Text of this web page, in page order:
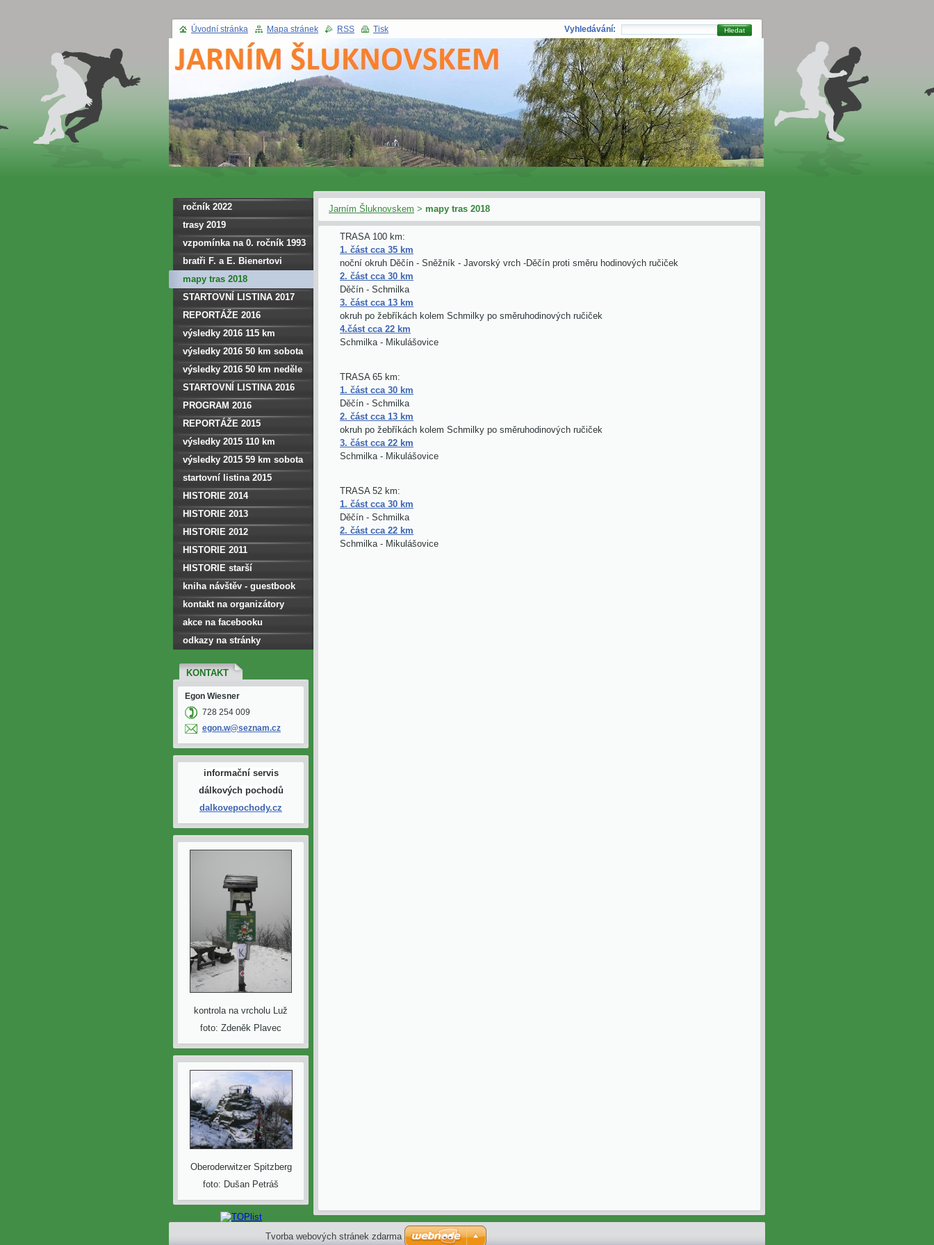
Jarním Šluknovskem > mapy tras 2018
TRASA 100 km:
1. část cca 35 km
noční okruh Děčín - Sněžník - Javorský vrch -Děčín proti směru hodinových ručiček
2. část cca 30 km
Děčín - Schmilka
3. část cca 13 km
okruh po žebříkách kolem Schmilky po směruhodinových ručiček
4.část cca 22 km
Schmilka - Mikulášovice
TRASA 65 km:
1. část cca 30 km
Děčín - Schmilka
2. část cca 13 km
okruh po žebříkách kolem Schmilky po směruhodinových ručiček
3. část cca 22 km
Schmilka - Mikulášovice
TRASA 52 km:
1. část cca 30 km
Děčín - Schmilka
2. část cca 22 km
Schmilka - Mikulášovice
ročník 2022
trasy 2019
vzpomínka na 0. ročník 1993
bratři F. a E. Bienertovi
mapy tras 2018
STARTOVNÍ LISTINA 2017
REPORTÁŽE 2016
výsledky 2016 115 km
výsledky 2016 50 km sobota
výsledky 2016 50 km neděle
STARTOVNÍ LISTINA 2016
PROGRAM 2016
REPORTÁŽE 2015
výsledky 2015 110 km
výsledky 2015 59 km sobota
startovní listina 2015
HISTORIE 2014
HISTORIE 2013
HISTORIE 2012
HISTORIE 2011
HISTORIE starší
kniha návštěv - guestbook
kontakt na organizátory
akce na facebooku
odkazy na stránky
KONTAKT
Egon Wiesner
728 254 009
egon.w@seznam.cz
informační servis
dálkových pochodů
dalkovepochody.cz
kontrola na vrcholu Luž
foto: Zdeněk Plavec
Oberoderwitzer Spitzberg
foto: Dušan Petráš
Úvodní stránka Mapa stránek RSS Tisk Vyhledávání: Hledat
Tvorba webových stránek zdarma